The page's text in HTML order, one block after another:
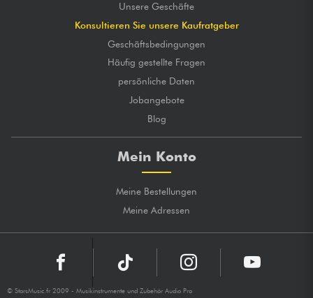
Unsere Geschäfte
Konsultieren Sie unsere Kaufratgeber
Geschäftsbedingungen
Häufig gestellte Fragen
persönliche Daten
Jobangebote
Blog
Mein Konto
Meine Bestellungen
Meine Adressen
© StarsMusic.fr 2009 - Musikinstrumente und Zubehör Audio Pro